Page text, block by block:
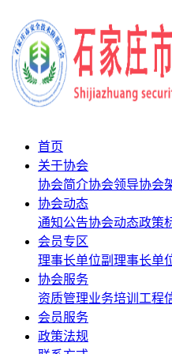
首页
关于协会
协会简介协会领导协会
协会动态
通知公告协会动态政策
会员专区
理事长单位副理事长单
协会服务
资质管理业务培训 工程
会员服务
政策法规